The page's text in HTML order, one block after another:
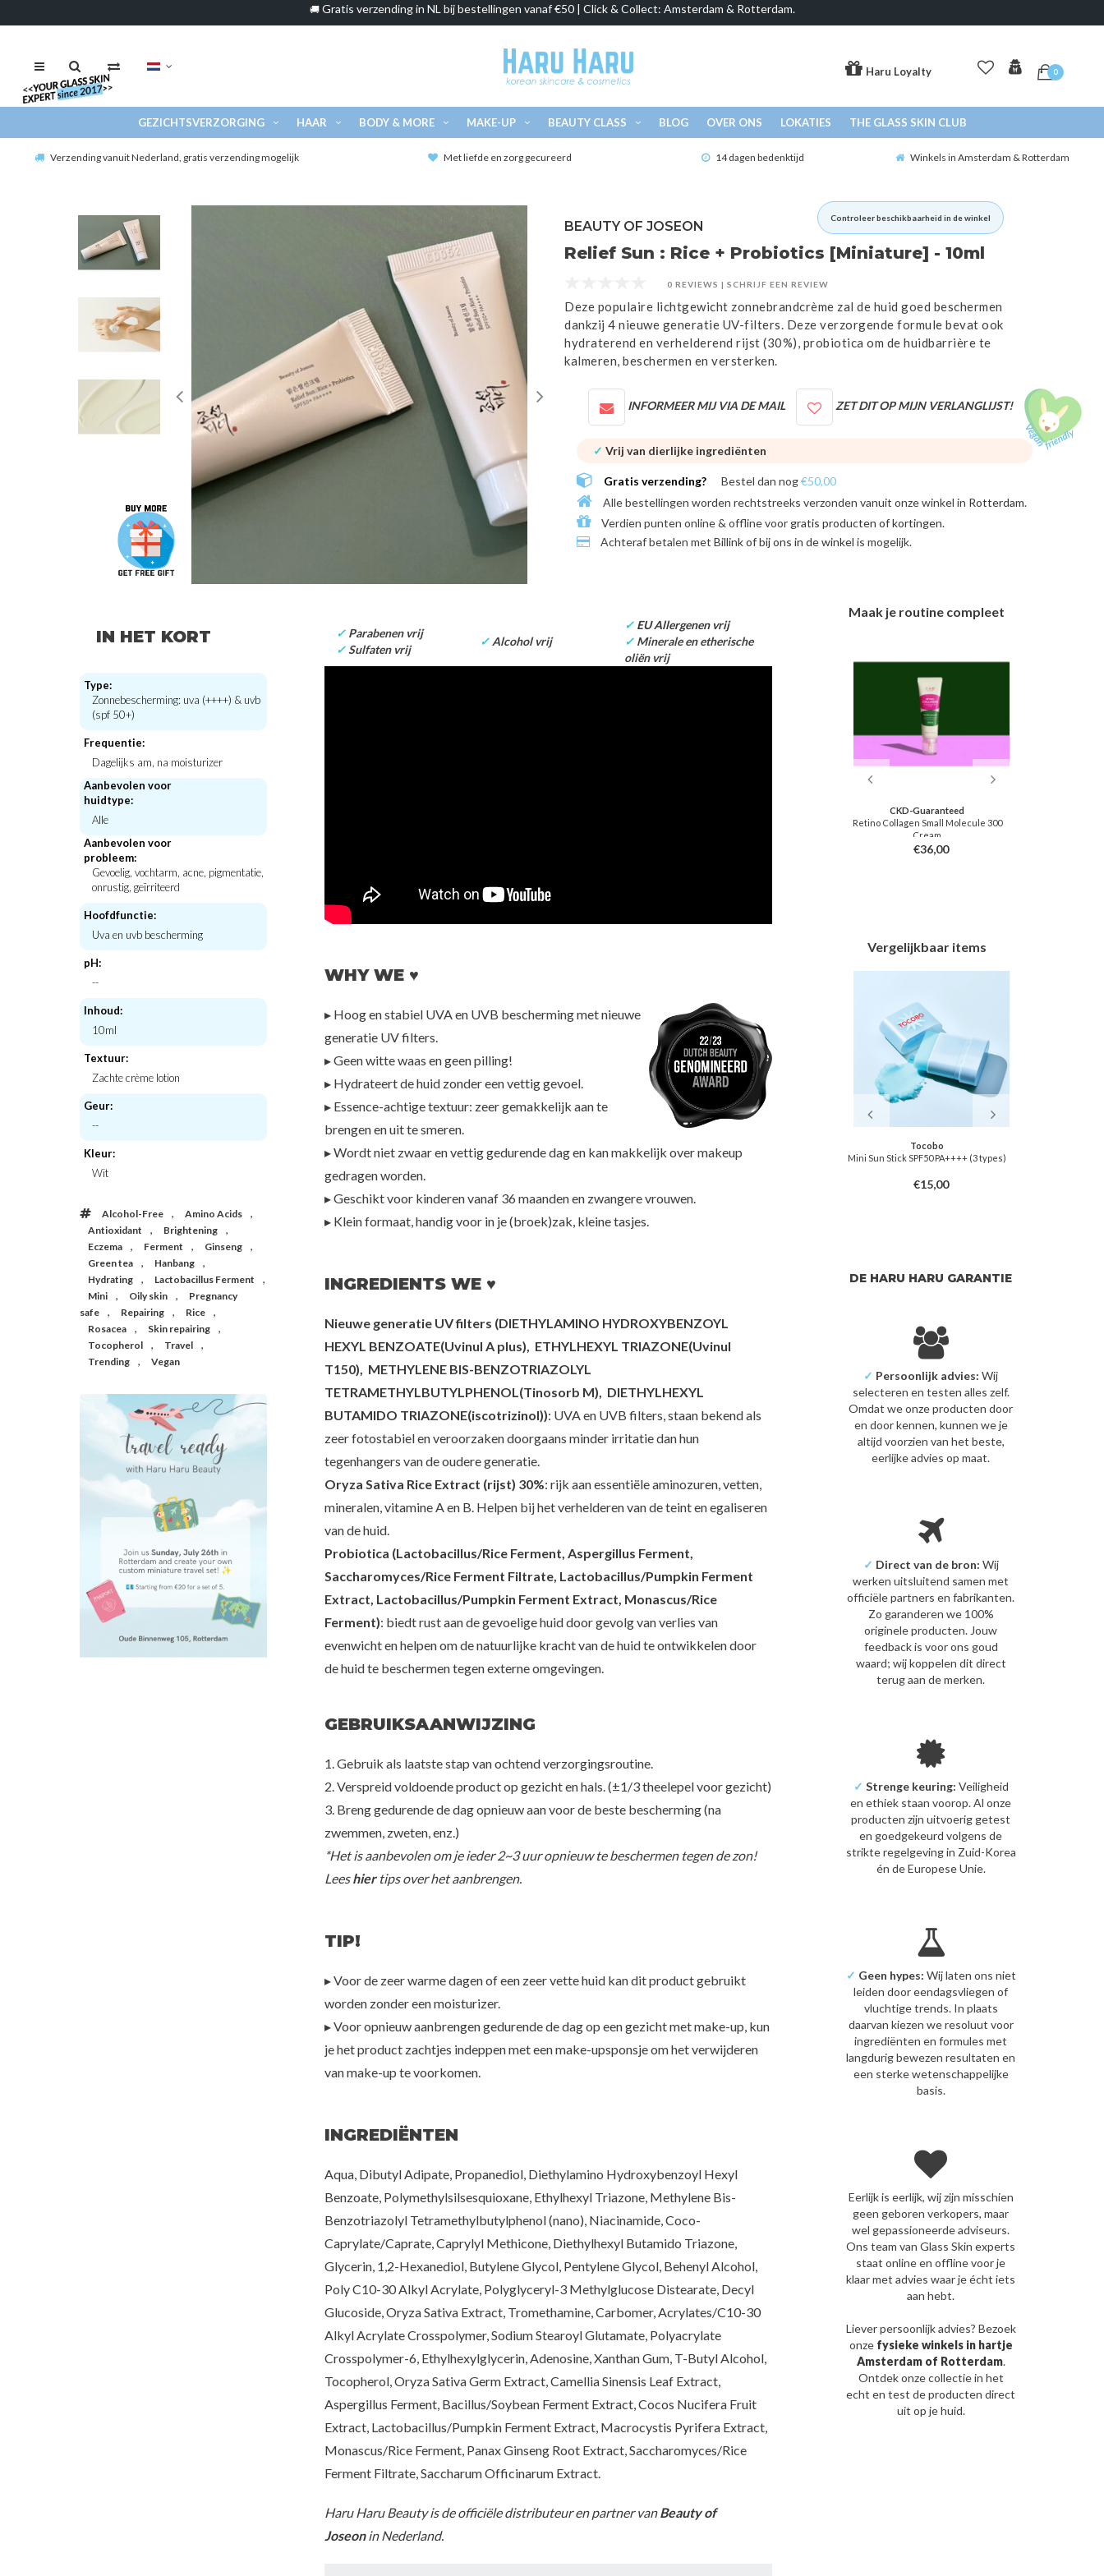
🚚Gratis verzending in NL bij bestellingen vanaf €50 | Click & Collect: Amsterdam & Rotterdam.
Haru Loyalty 0
GEZICHTSVERZORGING HAAR BODY & MORE MAKE-UP BEAUTY CLASS BLOG OVER ONS LOKATIES THE GLASS SKIN CLUB
Verzending vanuit Nederland, gratis verzending mogelijk Met liefde en zorg gecureerd 14 dagen bedenktijd Winkels in Amsterdam & Rotterdam
Controleer beschikbaarheid in de winkel
BEAUTY OF JOSEON
Relief Sun : Rice + Probiotics [Miniature] - 10ml
0 REVIEWS | SCHRIJF EEN REVIEW
Deze populaire lichtgewicht zonnebrandcrème zal de huid goed beschermen
dankzij 4 nieuwe generatie UV-filters. Deze verzorgende formule bevat ook
hydraterend en verhelderend rijst (30%), probiotica om de huidbarrière te
kalmeren, beschermen en versterken.
INFORMEER MIJ VIA DE MAIL ZET DIT OP MIJN VERLANGLIJST!
✓ Vrij van dierlijke ingrediënten
Gratis verzending? Bestel dan nog€50,00
Alle bestellingen worden rechtstreeks verzonden vanuit onze winkel in Rotterdam.
Verdien punten online & offline voor gratis producten of kortingen.
Achteraf betalen met Billink of bij ons in de winkel is mogelijk.
IN HET KORT
Type:
Zonnebescherming: uva (++++) & uvb
(spf 50+)
Frequentie:
Dagelijks am, na moisturizer
Aanbevolen voor
huidtype:
Alle
Aanbevolen voor
probleem:
Gevoelig, vochtarm, acne, pigmentatie,
onrustig, geïrriteerd
Hoofdfunctie:
Uva en uvb bescherming
pH:
--
Inhoud:
10ml
Textuur:
Zachte crème lotion
Geur:
--
Kleur:
Wit
Alcohol-Free , Amino Acids ,
Antioxidant , Brightening ,
Eczema , Ferment , Ginseng ,
Green tea , Hanbang ,
Hydrating , Lactobacillus Ferment ,
Mini , Oily skin ,
Pregnancy
safe
, Repairing , Rice ,
Rosacea , Skin repairing ,
Tocopherol , Travel ,
Trending , Vegan
20%
50%
✓Parabenen vrij
✓Sulfaten vrij
✓Alcohol vrij
✓ EU Allergenen vrij
✓Minerale en etherische
oliën vrij
WHY WE ♥
▸ Hoog en stabiel UVA en UVB bescherming met nieuwe
generatie UV filters.
▸ Geen witte waas en geen pilling!
▸ Hydrateert de huid zonder een vettig gevoel.
▸ Essence-achtige textuur: zeer gemakkelijk aan te
brengen en uit te smeren.
▸ Wordt niet zwaar en vettig gedurende dag en kan makkelijk over makeup
gedragen worden.
▸ Geschikt voor kinderen vanaf 36 maanden en zwangere vrouwen.
▸ Klein formaat, handig voor in je (broek)zak, kleine tasjes.
INGREDIENTS WE ♥
Nieuwe generatie UV filters (DIETHYLAMINO HYDROXYBENZOYL
HEXYL BENZOATE(Uvinul A plus), ETHYLHEXYL TRIAZONE(Uvinul
T150), METHYLENE BIS-BENZOTRIAZOLYL
TETRAMETHYLBUTYLPHENOL(Tinosorb M), DIETHYLHEXYL
BUTAMIDO TRIAZONE(iscotrizinol)): UVA en UVB filters, staan bekend als
zeer fotostabiel en veroorzaken doorgaans minder irritatie dan hun
tegenhangers van de oudere generatie.
Oryza Sativa Rice Extract (rijst) 30%: rijk aan essentiële aminozuren, vetten,
mineralen, vitamine A en B. Helpen bij het verhelderen van de teint en egaliseren
van de huid.
Probiotica (Lactobacillus/Rice Ferment, Aspergillus Ferment,
Saccharomyces/Rice Ferment Filtrate, Lactobacillus/Pumpkin Ferment
Extract, Lactobacillus/Pumpkin Ferment Extract, Monascus/Rice
Ferment): biedt rust aan de gevoelige huid door gevolg van verlies van
evenwicht en helpen om de natuurlijke kracht van de huid te ontwikkelen door
de huid te beschermen tegen externe omgevingen.
GEBRUIKSAANWIJZING
1. Gebruik als laatste stap van ochtend verzorgingsroutine.
2. Verspreid voldoende product op gezicht en hals. (±1/3 theelepel voor gezicht)
3. Breng gedurende de dag opnieuw aan voor de beste bescherming (na
zwemmen, zweten, enz.)
*Het is aanbevolen om je ieder 2~3 uur opnieuw te beschermen tegen de zon!
Leeshiertips over het aanbrengen.
TIP!
▸ Voor de zeer warme dagen of een zeer vette huid kan dit product gebruikt
worden zonder een moisturizer.
▸ Voor opnieuw aanbrengen gedurende de dag op een gezicht met make-up, kun
je het product zachtjes indeppen met een make-upsponsje om het verwijderen
van make-up te voorkomen.
INGREDIËNTEN
Aqua, Dibutyl Adipate, Propanediol, Diethylamino Hydroxybenzoyl Hexyl
Benzoate, Polymethylsilsesquioxane, Ethylhexyl Triazone, Methylene Bis-
Benzotriazolyl Tetramethylbutylphenol (nano), Niacinamide, Coco-
Caprylate/Caprate, Caprylyl Methicone, Diethylhexyl Butamido Triazone,
Glycerin, 1,2-Hexanediol, Butylene Glycol, Pentylene Glycol, Behenyl Alcohol,
Poly C10-30 Alkyl Acrylate, Polyglyceryl-3 Methylglucose Distearate, Decyl
Glucoside, Oryza Sativa Extract, Tromethamine, Carbomer, Acrylates/C10-30
Alkyl Acrylate Crosspolymer, Sodium Stearoyl Glutamate, Polyacrylate
Crosspolymer-6, Ethylhexylglycerin, Adenosine, Xanthan Gum, T-Butyl Alcohol,
Tocopherol, Oryza Sativa Germ Extract, Camellia Sinensis Leaf Extract,
Aspergillus Ferment, Bacillus/Soybean Ferment Extract, Cocos Nucifera Fruit
Extract, Lactobacillus/Pumpkin Ferment Extract, Macrocystis Pyrifera Extract,
Monascus/Rice Ferment, Panax Ginseng Root Extract, Saccharomyces/Rice
Ferment Filtrate, Saccharum Officinarum Extract.
Haru Haru Beauty is de officiële distributeur en partner vanBeauty of
Joseonin Nederland.
Maak je routine compleet
Glow Serum : Propolis + Niacinamide
€30,00
CKD-Guaranteed
Retino Collagen Small Molecule 300
Cream
€36,00
Vergelijkbaar items
Bio Watery Sun Cream SPF50+ PA++++
Matte Sun Stick : Mugwort+Camelia
SPF50 PA++++
€24,00
Vita Tone Up Sun Cream SPF50+
Centella Sun Cream SPF50+ PA++++
Tocobo
Mini Sun Stick SPF50 PA++++ (3 types)
€15,00
DE HARU HARU GARANTIE
✓ Persoonlijk advies: Wij
selecteren en testen alles zelf.
Omdat we onze producten door
en door kennen, kunnen we je
altijd voorzien van het beste,
eerlijke advies op maat.
✓ Direct van de bron: Wij
werken uitsluitend samen met
officiële partners en fabrikanten.
Zo garanderen we 100%
originele producten. Jouw
feedback is voor ons goud
waard; wij koppelen dit direct
terug aan de merken.
✓ Strenge keuring: Veiligheid
en ethiek staan voorop. Al onze
producten zijn uitvoerig getest
en goedgekeurd volgens de
strikte regelgeving in Zuid-Korea
én de Europese Unie.
✓ Geen hypes: Wij laten ons niet
leiden door eendagsvliegen of
vluchtige trends. In plaats
daarvan kiezen we resoluut voor
ingrediënten en formules met
langdurig bewezen resultaten en
een sterke wetenschappelijke
basis.
Eerlijk is eerlijk, wij zijn misschien
geen geboren verkopers, maar
wel gepassioneerde adviseurs.
Ons team van Glass Skin experts
staat online en offline voor je
klaar met advies waar je écht iets
aan hebt.
Liever persoonlijk advies? Bezoek
onze fysieke winkels in hartje
Amsterdam of Rotterdam.
Ontdek onze collectie in het
echt en test de producten direct
uit op je huid.